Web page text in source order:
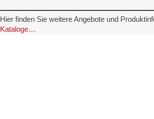
Hier finden Sie weitere Angebote und
Kataloge…